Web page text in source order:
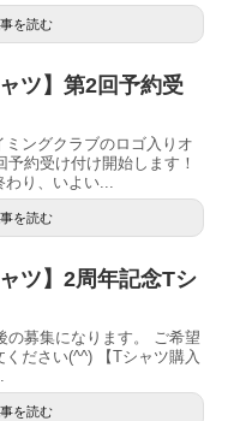
を読む
ツ】第2回予約受
ミングクラブのロゴ入りオ
予約受け付け開始します！
わり、いよい...
を読む
ツ】2周年記念Tシ
の募集になります。 ご希望
ださい(^^) 【Tシャツ購入
を読む